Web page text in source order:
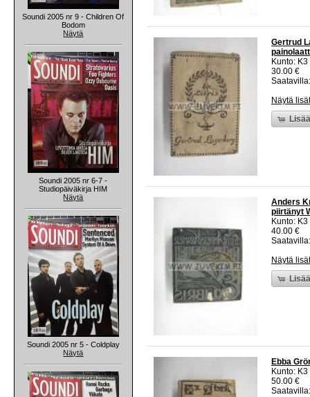
Soundi 2005 nr 9 - Children Of
Bodom
Näytä
Soundi 2005 nr 6-7 -
Studiopäiväkirja HIM
Näytä
Soundi 2005 nr 5 - Coldplay
Näytä
Gertrud
Kunto:
30.00 €
Näytä
Anders
piirtänyt
Kunto:
40.00 €
Näytä
Ebba
Kunto:
50.00 €